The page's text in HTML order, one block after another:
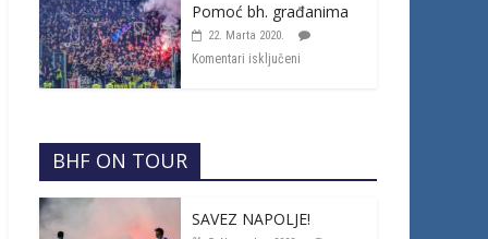
Pomoć bh. građanima
22. Marta 2020.
Komentari isključeni
BHF ON TOUR
SAVEZ NAPOLJE!